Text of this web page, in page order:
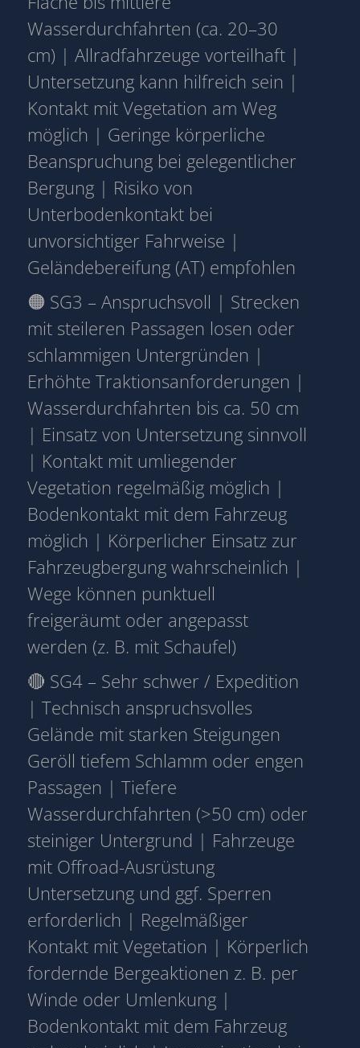
Wasserdurchfahrten (ca. 20–30
cm) | Allradfahrzeuge vorteilhaft |
Untersetzung kann hilfreich sein |
Kontakt mit Vegetation am Weg
möglich | Geringe körperliche
Beanspruchung bei gelegentlicher
Bergung | Risiko von
Unterbodenkontakt bei
unvorsichtiger Fahrweise |
Geländebereifung (AT) empfohlen
🟠 SG3 – Anspruchsvoll | Strecken
mit steileren Passagen losen oder
schlammigen Untergründen |
Erhöhte Traktionsanforderungen |
Wasserdurchfahrten bis ca. 50 cm
| Einsatz von Untersetzung sinnvoll
| Kontakt mit umliegender
Vegetation regelmäßig möglich |
Bodenkontakt mit dem Fahrzeug
möglich | Körperlicher Einsatz zur
Fahrzeugbergung wahrscheinlich |
Wege können punktuell
freigeräumt oder angepasst
werden (z. B. mit Schaufel)
🔴 SG4 – Sehr schwer / Expedition
| Technisch anspruchsvolles
Gelände mit starken Steigungen
Geröll tiefem Schlamm oder engen
Passagen | Tiefere
Wasserdurchfahrten (>50 cm) oder
steiniger Untergrund | Fahrzeuge
mit Offroad-Ausrüstung
Untersetzung und ggf. Sperren
erforderlich | Regelmäßiger
Kontakt mit Vegetation | Körperlich
fordernde Bergeaktionen z. B. per
Winde oder Umlenkung |
Bodenkontakt mit dem Fahrzeug